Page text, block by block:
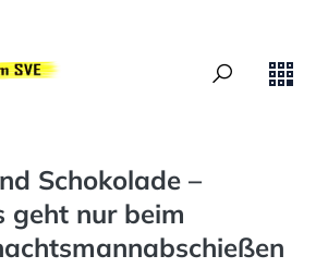
Schokolade –
geht nur beim